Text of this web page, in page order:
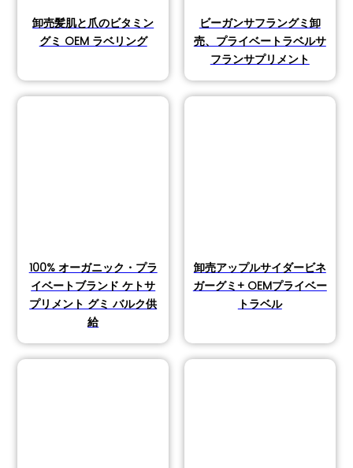
卸売髪肌と爪のビタミン
グミ OEM ラベリング
ビーガンサフラングミ卸
売、プライベートラベルサ
フランサプリメント
100% オーガニック・プラ
イベートブランド ケトサ
プリメント グミ バルク供
給
卸売アップルサイダービネ
ガーグミ+ OEMプライベー
トラベル